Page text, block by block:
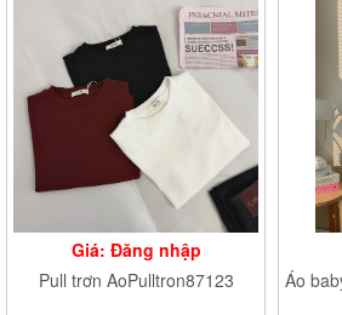
Giá: Đăng nhập
Pull trơn AoPulltron87123